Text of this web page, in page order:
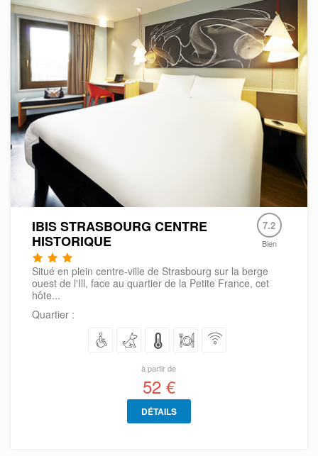
IBIS STRASBOURG CENTRE
HISTORIQUE
7.2
Bien
Situé en plein centre-ville de Strasbourg sur la berge
ouest de l'Ill, face au quartier de la Petite France, cet
hôte...
Quartier :
à partir de
52 €
DÉTAILS